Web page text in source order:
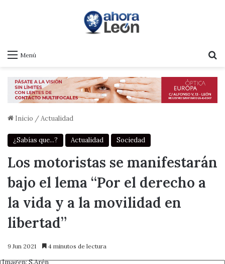
Menú
Inicio /Actualidad
¿Sabías que...? Actualidad Sociedad
Los motoristas se manifestarán
bajo el lema “Por el derecho a
la vida y a la movilidad en
libertad”
9 Jun 2021 4 minutos de lectura
Imagen: S.Arén